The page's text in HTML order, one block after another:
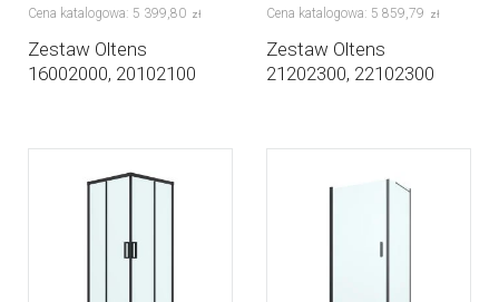
Cena katalogowa: 5 399,80 zł
Zestaw Oltens
16002000, 20102100
Cena katalogowa: 5 859,79 zł
Zestaw Oltens
21202300, 22102300